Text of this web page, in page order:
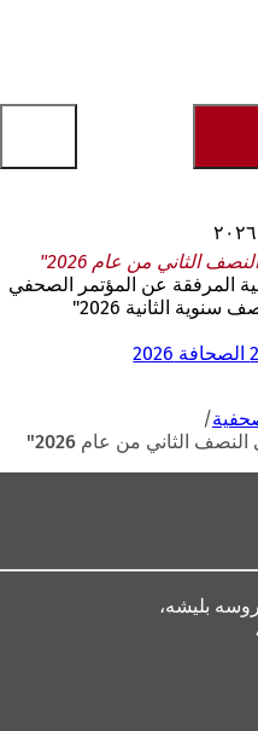
الثاني من عام 2026"
المرفقة عن المؤتمر الصحفي
الذي عُقد اليوم "مواقع الإنشاءات النصف سنوية الثانية 2026"
الثاني من عام 2026"